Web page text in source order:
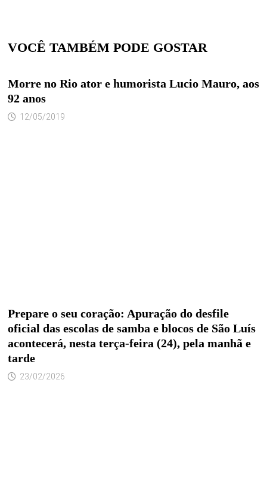
VOCÊ TAMBÉM PODE GOSTAR
Morre no Rio ator e humorista Lucio Mauro, aos
92 anos
12/05/2019
Prepare o seu coração: Apuração do desfile
oficial das escolas de samba e blocos de São Luís
acontecerá, nesta terça-feira (24), pela manhã e
tarde
23/02/2026